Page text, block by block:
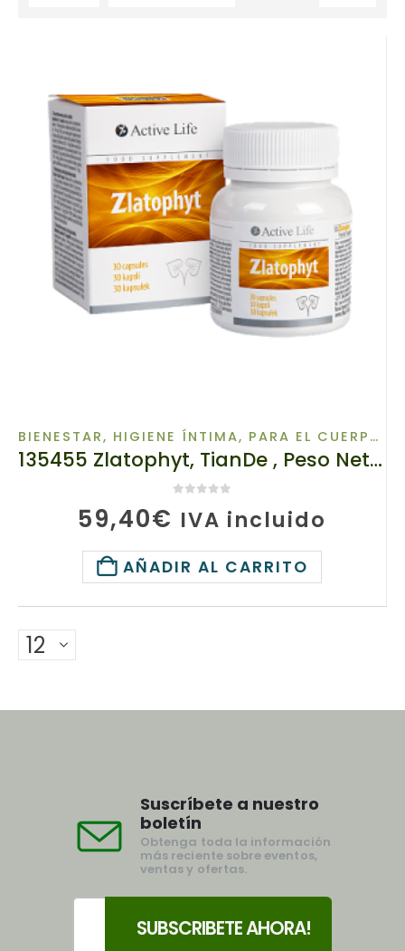
BIENESTAR, HIGIENE ÍNTIMA, PARA EL CUERPO
135455 Zlatophyt, TianDe , Peso Neto: 11,70 g (30 cápsulas de 390 mg). Fuente de vitamina K2 y yodo
59,40€ IVA incluido
AÑADIR AL CARRITO
Suscríbete a nuestro
boletín
Obtenga toda la información
más reciente sobre eventos,
ventas y ofertas.